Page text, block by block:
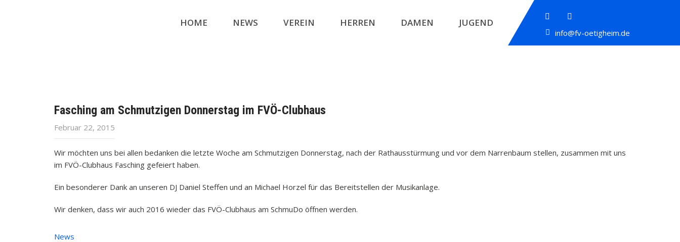
info@fv-oetigheim.de
HOME NEWS VEREIN HERREN DAMEN JUGEND
Fasching am Schmutzigen Donnerstag im FVÖ-Clubhaus
Februar 22, 2015
Wir möchten uns bei allen bedanken die letzte Woche am Schmutzigen Donnerstag, nach der Rathausstürmung und vor dem Narrenbaum stellen, zusammen mit uns
im FVÖ-Clubhaus Fasching gefeiert haben.
Ein besonderer Dank an unseren DJ Daniel Steffen und an Michael Horzel für das Bereitstellen der Musikanlage.
Wir denken, dass wir auch 2016 wieder das FVÖ-Clubhaus am SchmuDo öffnen werden.
News